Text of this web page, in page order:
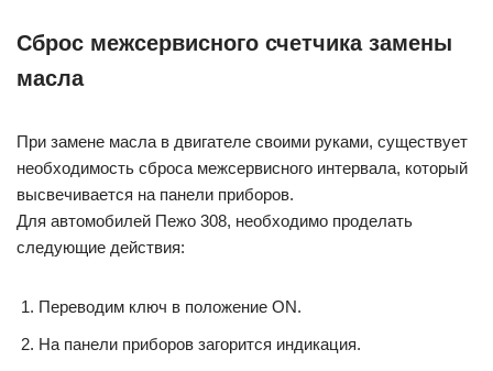
Сброс межсервисного счетчика замены
масла
При замене масла в двигателе своими руками, существует
необходимость сброса межсервисного интервала, который
высвечивается на панели приборов.
Для автомобилей Пежо 308, необходимо проделать
следующие действия:
Переводим ключ в положение ON.
На панели приборов загорится индикация.